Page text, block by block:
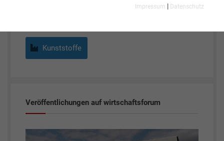
Kunststoffe
Veröffentlichungen auf wirtschaftsforum
Impressum | Datenschutz